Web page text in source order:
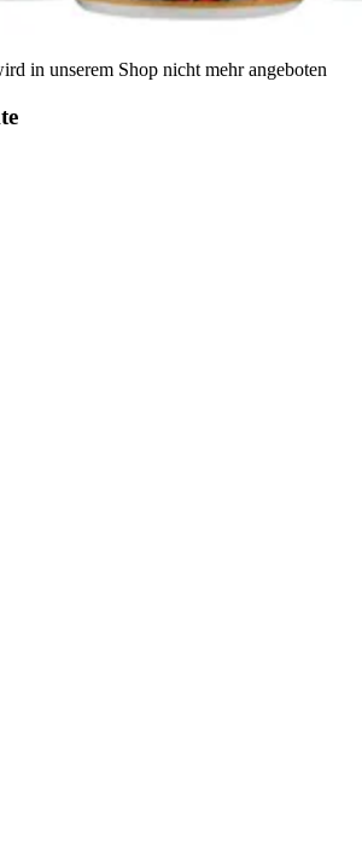
in unserem Shop nicht mehr angeboten